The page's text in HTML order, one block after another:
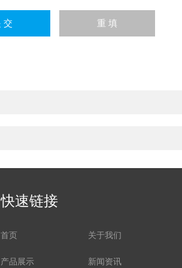
快速链接
首页 关于我们
产品展示 新闻资讯